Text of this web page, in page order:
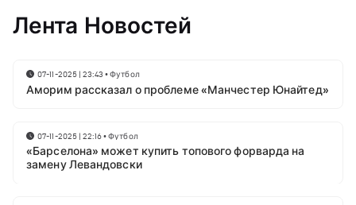
Лента Новостей
07-11-2025 | 23:43 •Футбол
Аморим рассказал о проблеме «Манчестер Юнайтед»
07-11-2025 | 22:16•Футбол
«Барселона» может купить топового форварда на
замену Левандовски